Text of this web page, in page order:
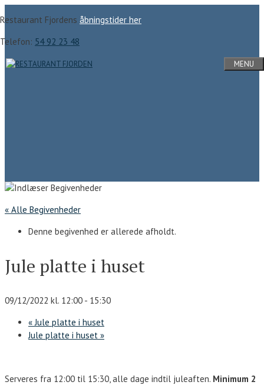
til
indhold
Restaurant Fjordens åbningstider her
Telefon: 54 92 23 48
MENU
« Alle Begivenheder
Denne begivenhed er allerede afholdt.
Jule platte i huset
09/12/2022 kl. 12:00 - 15:30
« Jule platte i huset
Jule platte i huset »
Serveres fra 12:00 til 15:30, alle dage indtil juleaften. Minimum 2